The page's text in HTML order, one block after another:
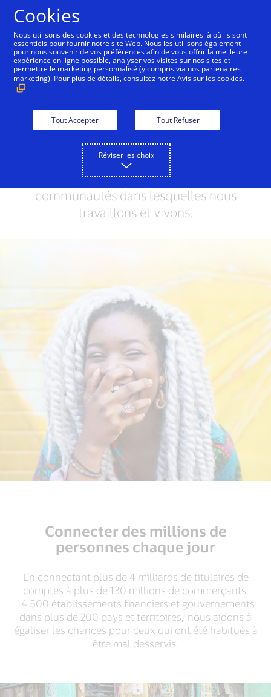
Montrer L'example Personnes + Possibilités
Ensemble, nous rendons
le monde meilleur
Nous utilisons la renommée de notre
marque pour contribuer à susciter des
changements positifs dans les
communautés dans lesquelles nous
travaillons et vivons.
Connecter des millions de
personnes chaque jour
En connectant plus de 4 milliards de titulaires de
comptes à plus de 130 millions de commerçants,
14 500 établissements financiers et gouvernements
dans plus de 200 pays et territoires,¹ nous aidons à
égaliser les chances pour ceux qui ont été habitués à
être mal desservis.
Cookies
Nous utilisons des cookies et des technologies similaires là où ils sont
essentiels pour fournir notre site Web. Nous les utilisons également
pour nous souvenir de vos préférences afin de vous offrir la meilleure
expérience en ligne possible, analyser vos visites sur nos sites et
permettre le marketing personnalisé (y compris via nos partenaires
marketing). Pour plus de détails, consultez notreAvis sur les cookies.
Tout Accepter Tout Refuser
Réviser les choix